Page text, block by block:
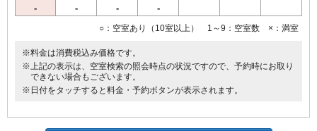
- - - -
○：空室あり（10室以上） 1～9：空室数 ×：満室
※料金は消費税込み価格です。
※上記の表示は、空室検索の照会時点の状況ですので、予約時にお取り
できない場合もございます。
※日付をタッチすると料金・予約ボタンが表示されます。